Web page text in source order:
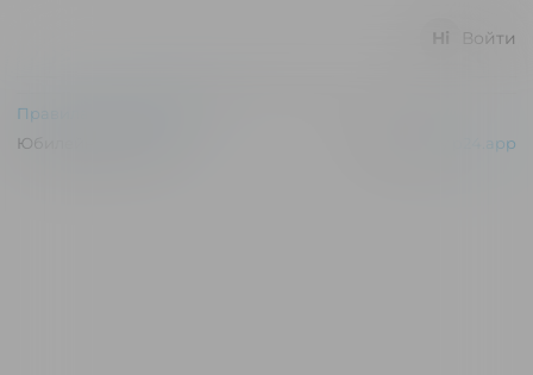
Войти
Правила и соглашения
Юбилейный © 2026
p24.app